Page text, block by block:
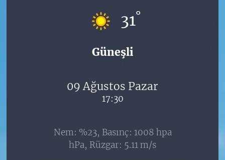
31°
Güneşli
09 Ağustos Pazar
17:30
Nem: %23, Basınç: 1008 hpa
hPa, Rüzgar: 5.11 m/s